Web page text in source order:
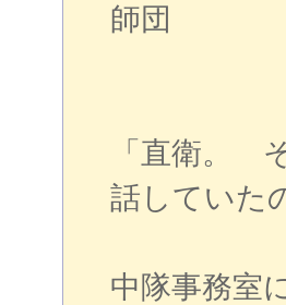
師団
「直衛。
話していた
中隊事務室